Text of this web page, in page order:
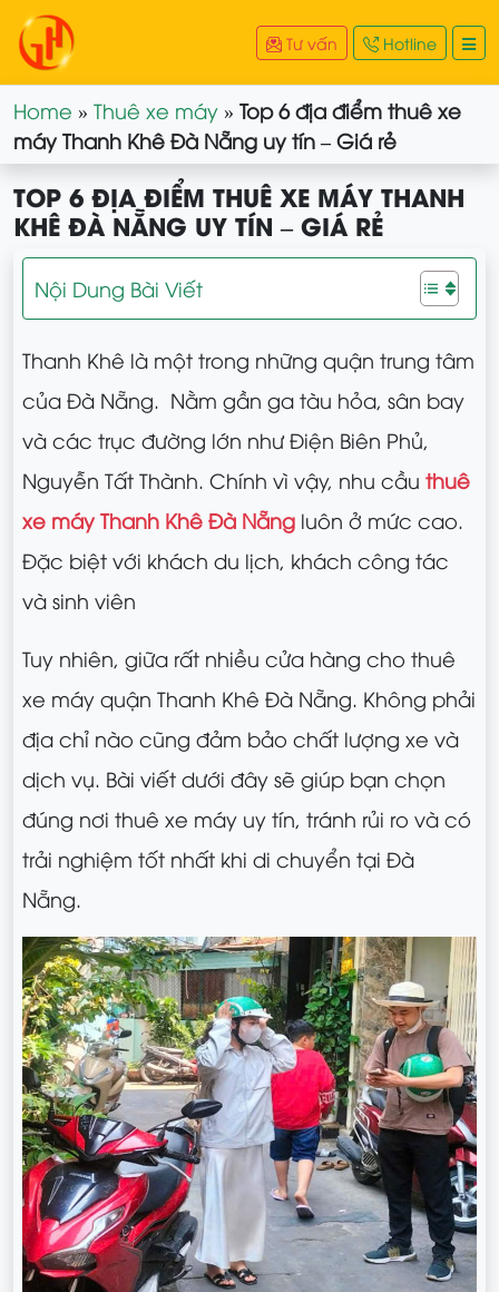
Tư vấn Hotline
Home » Thuê xe máy » Top 6 địa điểm thuê xe
máy Thanh Khê Đà Nẵng uy tín – Giá rẻ
TOP 6 ĐỊA ĐIỂM THUÊ XE MÁY THANH
KHÊ ĐÀ NẴNG UY TÍN – GIÁ RẺ
Nội Dung Bài Viết
Thanh Khê là một trong những quận trung tâm
của Đà Nẵng. Nằm gần ga tàu hỏa, sân bay
và các trục đường lớn như Điện Biên Phủ,
Nguyễn Tất Thành. Chính vì vậy, nhu cầu thuê
xe máy Thanh Khê Đà Nẵng luôn ở mức cao.
Đặc biệt với khách du lịch, khách công tác
và sinh viên
Tuy nhiên, giữa rất nhiều cửa hàng cho thuê
xe máy quận Thanh Khê Đà Nẵng. Không phải
địa chỉ nào cũng đảm bảo chất lượng xe và
dịch vụ. Bài viết dưới đây sẽ giúp bạn chọn
đúng nơi thuê xe máy uy tín, tránh rủi ro và có
trải nghiệm tốt nhất khi di chuyển tại Đà
Nẵng.